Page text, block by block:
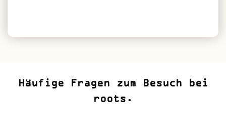
Häufige Fragen zum Besuch bei
roots.